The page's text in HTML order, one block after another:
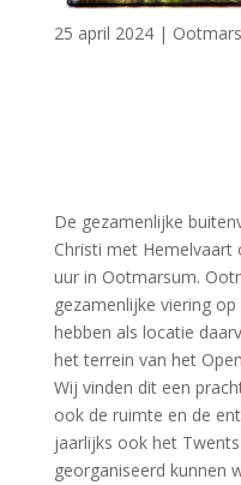
25 april 2024|
De gezamenlijke
Christi met Hemelvaart
uur in Ootmarsum.
gezamenlijke viering
hebben als locatie
het terrein van het
Wij vinden dit een
ook de ruimte en de
jaarlijks ook het
georganiseerd kunnen